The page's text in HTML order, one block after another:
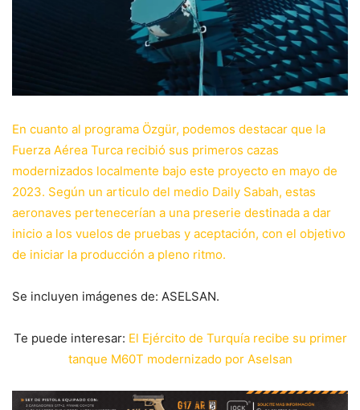
En cuanto al programa Özgür, podemos destacar que la
Fuerza Aérea Turca recibió sus primeros cazas
modernizados localmente bajo este proyecto en mayo de
2023. Según un articulo del medio Daily Sabah, estas
aeronaves pertenecerían a una preserie destinada a dar
inicio a los vuelos de pruebas y aceptación, con el objetivo
de iniciar la producción a pleno ritmo.
Se incluyen imágenes de: ASELSAN.
Te puede interesar: El Ejército de Turquía recibe su primer
tanque M60T modernizado por Aselsan